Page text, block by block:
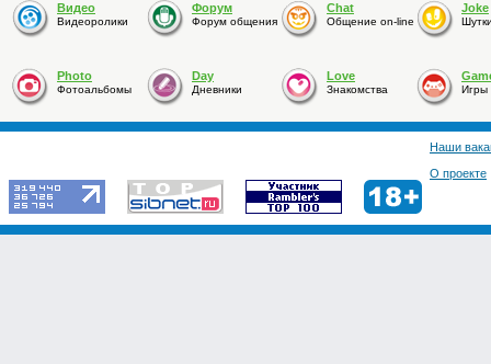
Видео
Видеоролики
Форум
Форум общения
Chat
Общение on-line
Joke
Photo
Фотоальбомы
Day
Дневники
Love
Знакомства Игры
Наши
О проекте